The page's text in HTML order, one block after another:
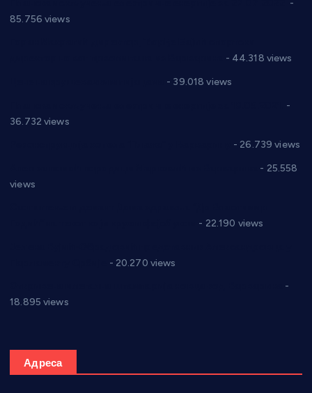
-
85.756 views
- 44.318 views
- 39.018 views
-
36.732 views
- 26.739 views
- 25.558
views
- 22.190 views
- 20.270 views
-
18.895 views
Адреса